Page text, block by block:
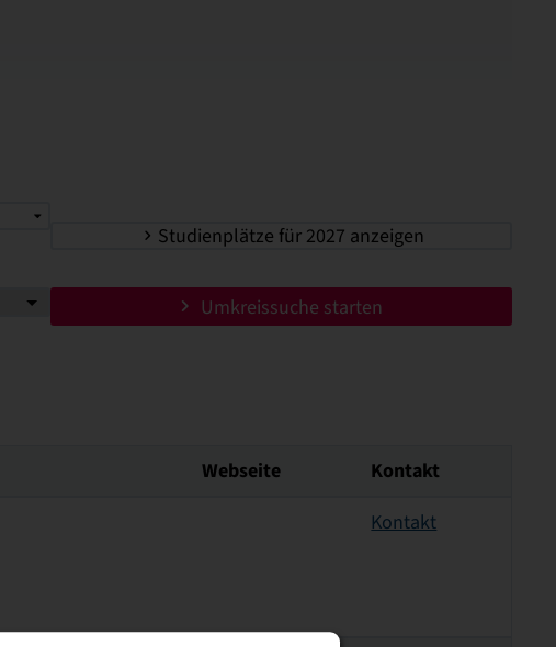
Studienplätze für 2027 anzeigen
Umkreissuche starten
Webseite
Kontakt
Kontakt